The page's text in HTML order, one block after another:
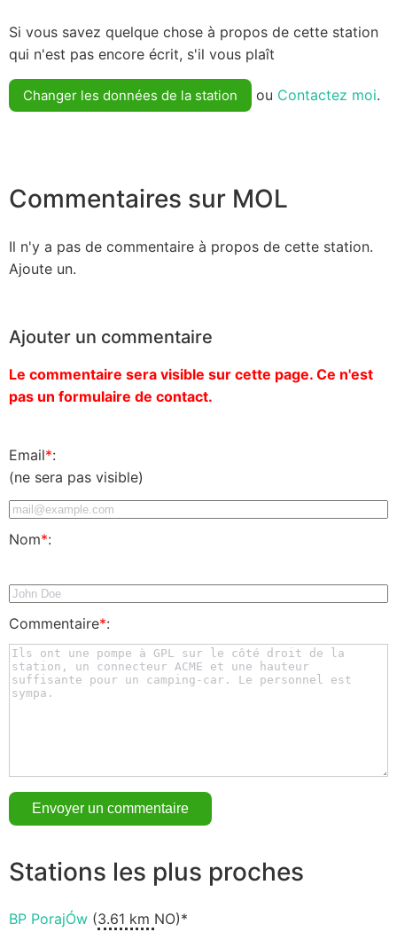
Si vous savez quelque chose à propos de cette station
qui n'est pas encore écrit, s'il vous plaît
Changer les données de la station ou Contactez moi.
Commentaires sur MOL
Il n'y a pas de commentaire à propos de cette station.
Ajoute un.
Ajouter un commentaire
Le commentaire sera visible sur cette page. Ce n'est
pas un formulaire de contact.
Email*:
(ne sera pas visible)
Nom*:
Commentaire*:
Stations les plus proches
BP PorajÓw (3.61 km NO)*